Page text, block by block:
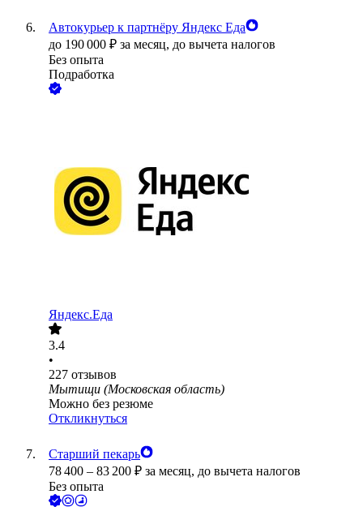
Автокурьер к партнёру Яндекс Еда
до 190 000 ₽ за месяц, до вычета налогов
Без опыта
Подработка
Яндекс.Еда
3.4
•
227 отзывов
Мытищи (Московская область)
Можно без резюме
Откликнуться
Старший пекарь
78 400 – 83 200 ₽ за месяц, до вычета налогов
Без опыта